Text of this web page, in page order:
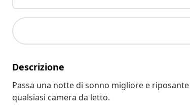
Descrizione
Passa una notte di sonno migliore e
qualsiasi camera da letto.